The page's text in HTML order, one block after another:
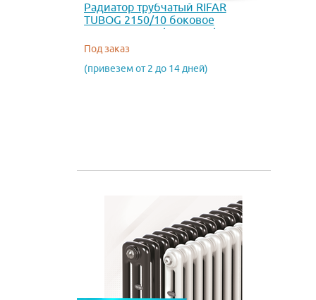
Радиатор трубчатый RIFAR
TUBOG 2150/10 боковое
подключение (RAL 9022)
Под заказ
(привезем от 2 до 14 дней)